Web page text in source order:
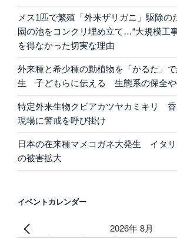
メス1匹で繁殖「外来ザリガニ」駆除の
園の池をコンクリ埋め立て…“大規模工
を得なかった切実な理由
外来種と希少種の動植物を「かるた」
生 子どもらに伝える 生態系の保全や
特定外来生物クビアカツヤカミキリ
現場に警戒を呼び掛け
日本の在来種マメコガネ大発生 イタ
の被害拡大
イベントカレンダー
2026年 8月